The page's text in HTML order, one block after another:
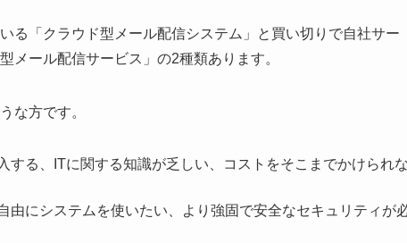
る「クラウド型メール配信システム」と買い切りで自社サー
メール配信サービス」の2種類あります。
な方です。
る、ITに関する知識が乏しい、コストをそこまでかけられ
にシステムを使いたい、より強固で安全なセキュリティが